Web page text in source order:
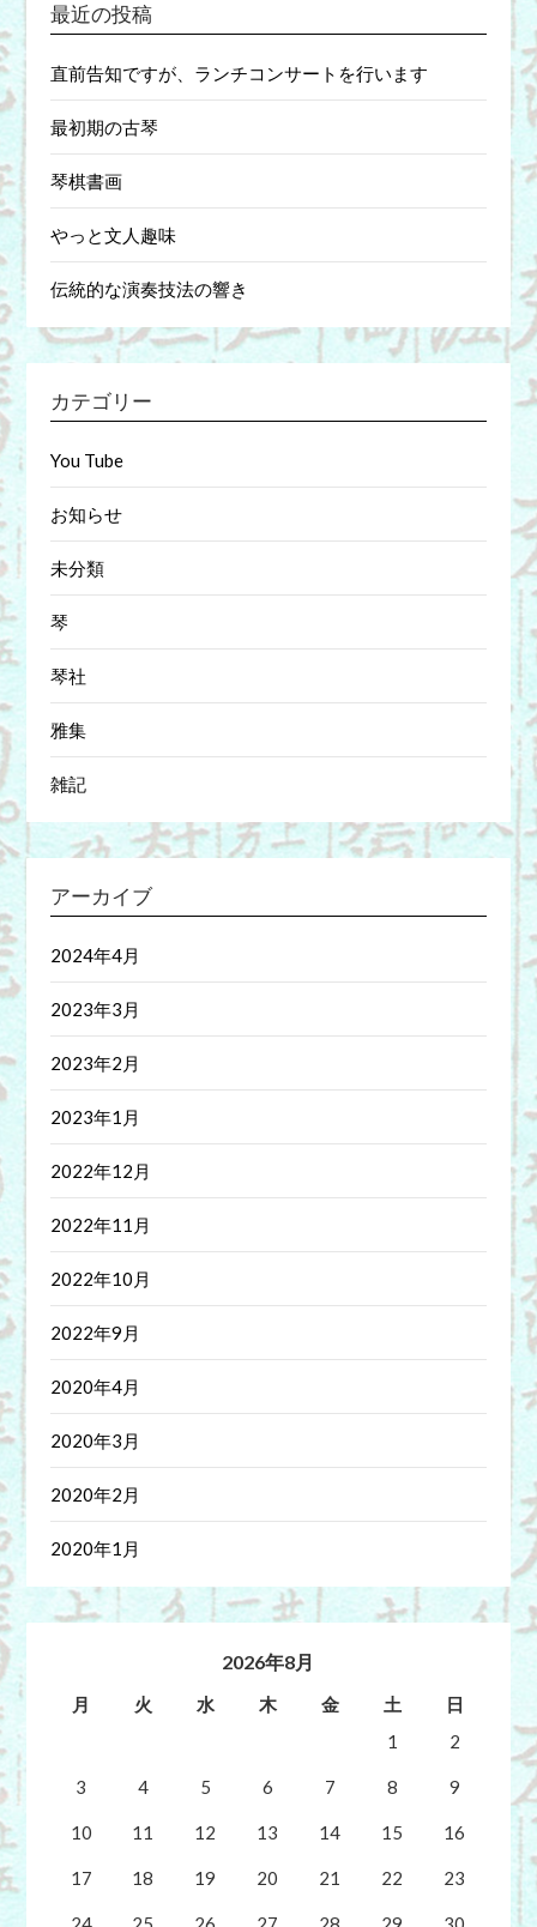
最近の投稿
直前告知ですが、ランチコンサートを行います
最初期の古琴
琴棋書画
やっと文人趣味
伝統的な演奏技法の響き
カテゴリー
You Tube
お知らせ
未分類
琴
琴社
雅集
雑記
アーカイブ
2024年4月
2023年3月
2023年2月
2023年1月
2022年12月
2022年11月
2022年10月
2022年9月
2020年4月
2020年3月
2020年2月
2020年1月
2026年8月
月 火 水 木 金 土
日
1
2
3 4 5 6 7 8 9
10 11 12 13 14 15 16
17 18 19 20 21 22 23